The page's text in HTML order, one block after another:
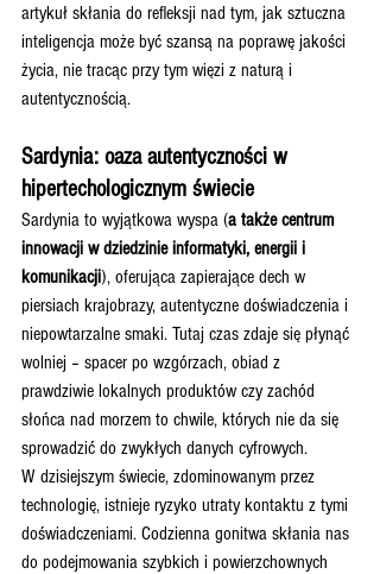
artykuł skłania do refleksji nad tym, jak sztuczna
inteligencja może być szansą na poprawę jakości
życia, nie tracąc przy tym więzi z naturą i
autentycznością.
Sardynia: oaza autentyczności w
hipertechologicznym świecie
Sardynia to wyjątkowa wyspa (a także centrum
innowacji w dziedzinie informatyki, energii i
komunikacji), oferująca zapierające dech w
piersiach krajobrazy, autentyczne doświadczenia i
niepowtarzalne smaki. Tutaj czas zdaje się płynąć
wolniej – spacer po wzgórzach, obiad z
prawdziwie lokalnych produktów czy zachód
słońca nad morzem to chwile, których nie da się
sprowadzić do zwykłych danych cyfrowych.
W dzisiejszym świecie, zdominowanym przez
technologię, istnieje ryzyko utraty kontaktu z tymi
doświadczeniami. Codzienna gonitwa skłania nas
do podejmowania szybkich i powierzchownych